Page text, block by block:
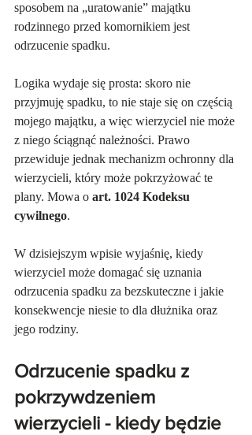
sposobem na „uratowanie” majątku
rodzinnego przed komornikiem jest
odrzucenie spadku.
Logika wydaje się prosta: skoro nie
przyjmuję spadku, to nie staje się on częścią
mojego majątku, a więc wierzyciel nie może
z niego ściągnąć należności. Prawo
przewiduje jednak mechanizm ochronny dla
wierzycieli, który może pokrzyżować te
plany. Mowa o art. 1024 Kodeksu
cywilnego.
W dzisiejszym wpisie wyjaśnię, kiedy
wierzyciel może domagać się uznania
odrzucenia spadku za bezskuteczne i jakie
konsekwencje niesie to dla dłużnika oraz
jego rodziny.
Odrzucenie spadku z
pokrzywdzeniem
wierzycieli - kiedy będzie